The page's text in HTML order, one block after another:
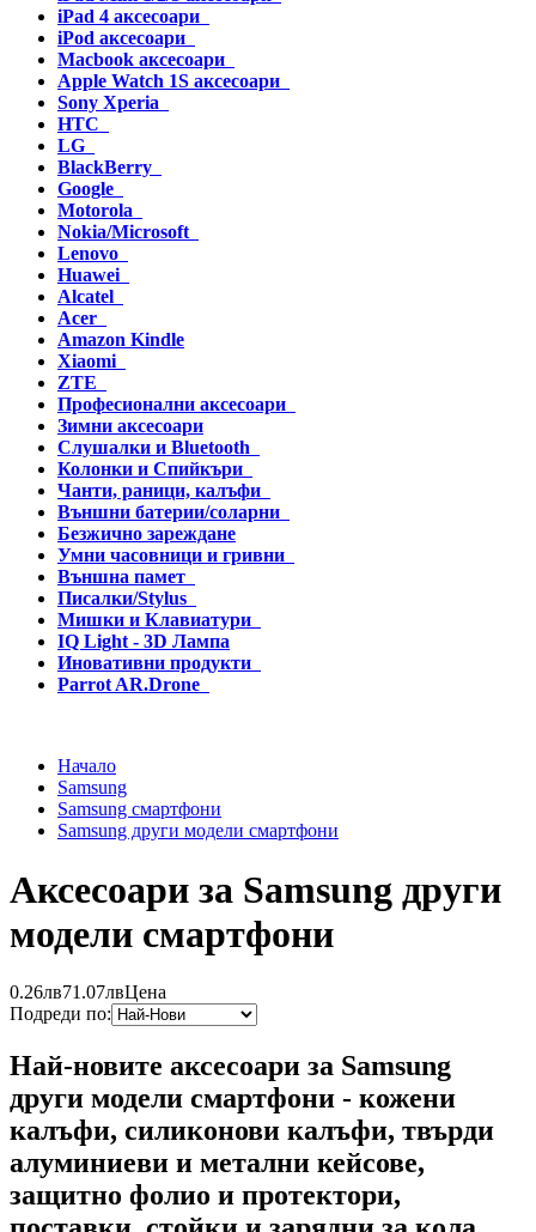
iPad 4 аксесоари
iPod аксесоари
Macbook аксесоари
Apple Watch 1S аксесоари
Sony Xperia
HTC
LG
BlackBerry
Google
Motorola
Nokia/Microsoft
Lenovo
Huawei
Alcatel
Acer
Amazon Kindle
Xiaomi
ZTE
Професионални аксесоари
Зимни аксесоари
Слушалки и Bluetooth
Колонки и Спийкъри
Чанти, раници, калъфи
Външни батерии/соларни
Безжично зареждане
Умни часовници и гривни
Външна памет
Писалки/Stylus
Мишки и Клавиатури
IQ Light - 3D Лампа
Иновативни продукти
Parrot AR.Drone
Начало
Samsung
Samsung смартфони
Samsung други модели смартфони
Аксесоари за Samsung други
модели смартфони
0.26лв71.07лвЦена
Подреди по:
Най-новите аксесоари за Samsung
други модели смартфони - кожени
калъфи, силиконови калъфи, твърди
алуминиеви и метални кейсове,
защитно фолио и протектори,